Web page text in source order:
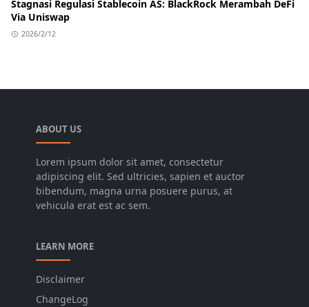
Stagnasi Regulasi Stablecoin AS: BlackRock Merambah DeFi
Via Uniswap
2026/2/12
ABOUT US
Lorem ipsum dolor sit amet, consectetur
adipiscing elit. Sed ultricies, sapien et auctor
bibendum, magna urna posuere purus, at
vehicula erat est ac sem.
LEARN MORE
Disclaimer
ChangeLog